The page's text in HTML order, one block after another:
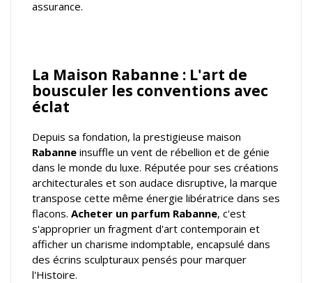
assurance.
La Maison Rabanne : L'art de
bousculer les conventions avec
éclat
Depuis sa fondation, la prestigieuse maison
Rabanne insuffle un vent de rébellion et de génie
dans le monde du luxe. Réputée pour ses créations
architecturales et son audace disruptive, la marque
transpose cette même énergie libératrice dans ses
flacons. Acheter un parfum Rabanne, c'est
s'approprier un fragment d'art contemporain et
afficher un charisme indomptable, encapsulé dans
des écrins sculpturaux pensés pour marquer
l'Histoire.